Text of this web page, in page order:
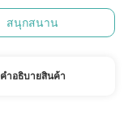
สนุกสนาน
คําอธิบายสินค้า